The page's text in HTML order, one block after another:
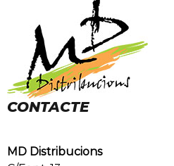
CONTACTE
MD Distribucions